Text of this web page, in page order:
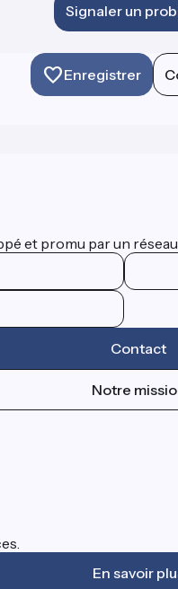
Signaler un
Enregistrer
et promu par un
Contact
Notre
En savoir